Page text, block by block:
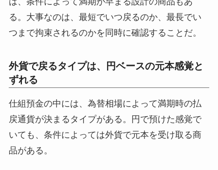
る。大事なのは、最短でいつ戻るのか、最長でい
つまで拘束されるのかを同時に確認することだ。
外貨で戻るタイプは、円ベースの元本感覚と
ずれる
仕組預金の中には、為替相場によって満期時の払
戻通貨が決まるタイプがある。円で預けた感覚で
いても、条件によっては外貨で元本を受け取る商
品がある。